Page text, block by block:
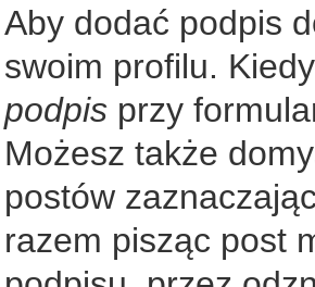
Aby dodać podpis
swoim profilu.
podpis przy
Możesz także
postów
razem pisząc post